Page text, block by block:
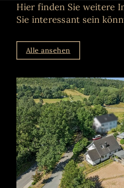
Hier finden Sie weitere
Sie interessant sein
Alle ansehen